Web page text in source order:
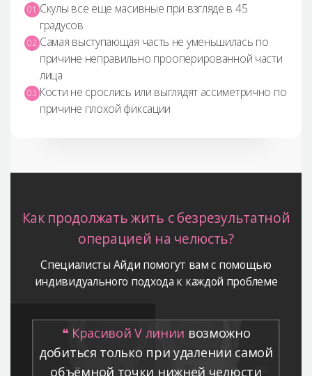
01 Скулы все еще масивные при взгляде в 45
градусов
02 Самая выступающая часть не уменьшилась по
причине неправильно прооперированной части
лица
03 Кости не срослись или выглядят ассиметрично по
причине плохой фиксации
Как продолжать жить с безрезультатной
операцией на челюсть?
Специалисты Айди помогут вам с помощью
индивидуального подхода к каждой проблеме
❝ Красивой V линии возможно
добиться только при удалении самой
объёмной точки нижней челюсти